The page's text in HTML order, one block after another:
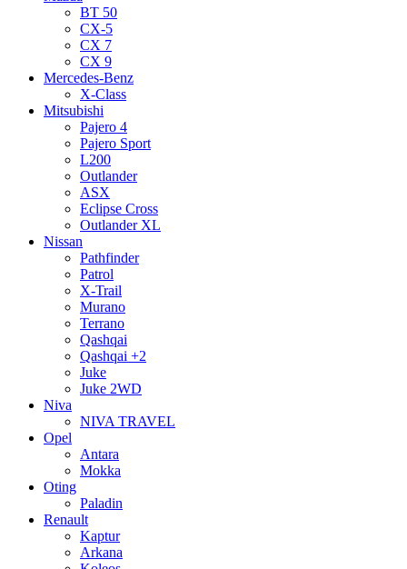
BT 50
CX-5
CX 7
CX 9
Mercedes-Benz
X-Class
Mitsubishi
Pajero 4
Pajero Sport
L200
Outlander
ASX
Eclipse Cross
Outlander XL
Nissan
Pathfinder
Patrol
X-Trail
Murano
Terrano
Qashqai
Qashqai +2
Juke
Juke 2WD
Niva
NIVA TRAVEL
Opel
Antara
Mokka
Oting
Paladin
Renault
Kaptur
Arkana